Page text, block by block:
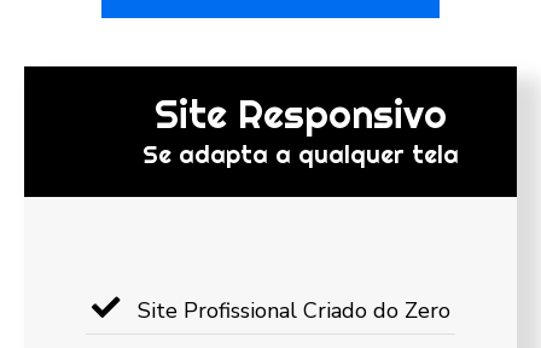
Site Responsivo
Se adapta a qualquer tela
Site Profissional Criado do Zero